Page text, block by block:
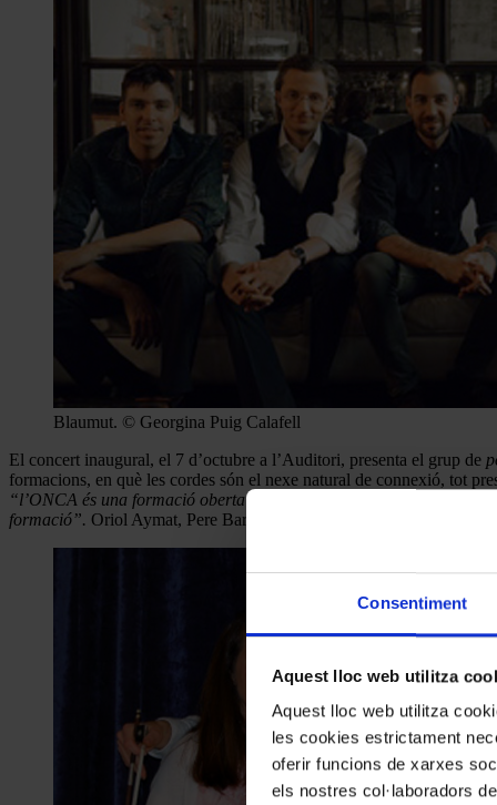
Consentiment
Aquest lloc web utilitza
Aquest lloc web utilitza
les cookies estrictament
oferir funcions de xarxes
els nostres col·laboradors
Blaumut. © Georgina Puig Calafell
El concert inaugural, el 7 d’octubre a l’Auditori, presenta el grup de
formacions, en què les cordes són el nexe natural de connexió, tot
“l’ONCA és una formació oberta a diferents estils. La
formació”. Oriol Aymat, Pere Bardagí i Carlos Monfort han realitzat